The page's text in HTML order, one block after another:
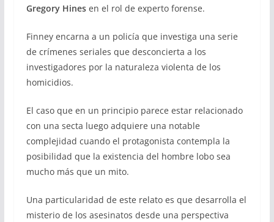
Gregory Hinesen el rol de experto forense.
Finney encarna a un policía que investiga una serie
de crímenes seriales que desconcierta a los
investigadores por la naturaleza violenta de los
homicidios.
El caso que en un principio parece estar relacionado
con una secta luego adquiere una notable
complejidad cuando el protagonista contempla la
posibilidad que la existencia del hombre lobo sea
mucho más que un mito.
Una particularidad de este relato es que desarrolla el
misterio de los asesinatos desde una perspectiva